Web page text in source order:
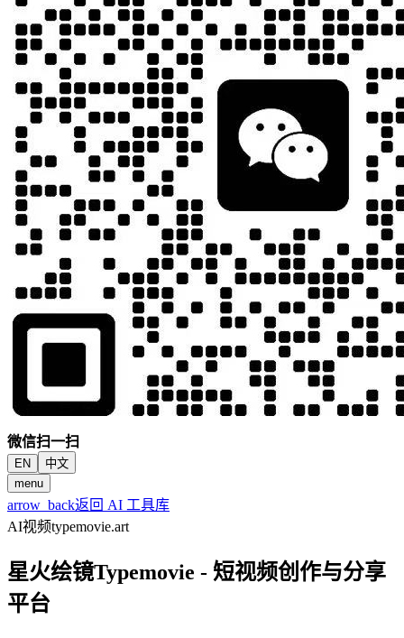
微信扫一扫
EN
中文
menu
arrow_back返回 AI 工具库
AI视频typemovie.art
星火绘镜Typemovie - 短视频创作与分享
平台